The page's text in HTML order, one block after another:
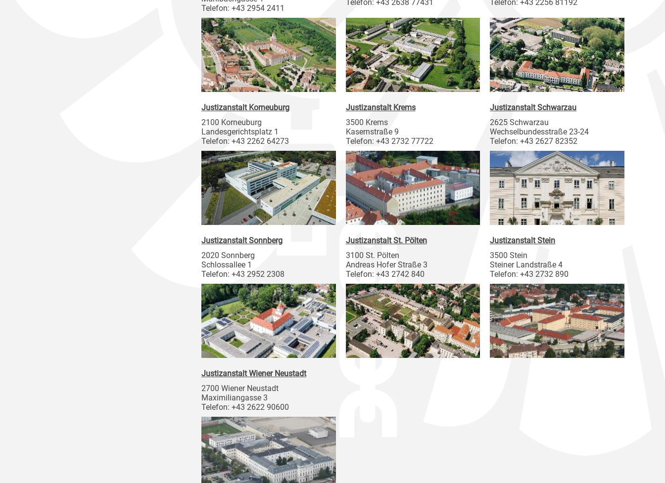
Telefon: +43 2954 2411
Telefon: +43 2638 77431
Telefon: +43 2256 81192
Justizanstalt Korneuburg
2100 Korneuburg
Landesgerichtsplatz 1
Telefon: +43 2262 64273
Justizanstalt Krems
3500 Krems
Kasernstraße 9
Telefon: +43 2732 77722
Justizanstalt Schwarzau
2625 Schwarzau
Wechselbundesstraße 23-24
Telefon: +43 2627 82352
Justizanstalt Sonnberg
2020 Sonnberg
Schlossallee 1
Telefon: +43 2952 2308
Justizanstalt St. Pölten
3100 St. Pölten
Andreas Hofer Straße 3
Telefon: +43 2742 840
Justizanstalt Stein
3500 Stein
Steiner Landstraße 4
Telefon: +43 2732 890
Justizanstalt Wiener Neustadt
2700 Wiener Neustadt
Maximiliangasse 3
Telefon: +43 2622 90600